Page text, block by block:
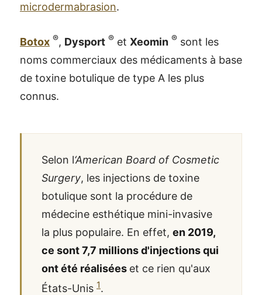
microdermabrasion.
Botox ®, Dysport ® et Xeomin ® sont les
noms commerciaux des médicaments à base
de toxine botulique de type A les plus
connus.
Selon l‘American Board of Cosmetic
Surgery, les injections de toxine
botulique sont la procédure de
médecine esthétique mini-invasive
la plus populaire. En effet, en 2019,
ce sont 7,7 millions d'injections qui
ont été réalisées et ce rien qu'aux
États-Unis 1.